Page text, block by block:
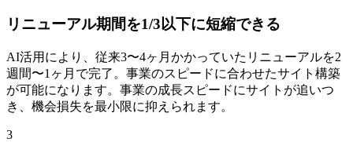
リニューアル期間を1/3以下に短縮できる
AI活用により、従来3〜4ヶ月かかっていたリニューアルを2
週間〜1ヶ月で完了。事業のスピードに合わせたサイト構築
が可能になります。事業の成長スピードにサイトが追いつ
き、機会損失を最小限に抑えられます。
3